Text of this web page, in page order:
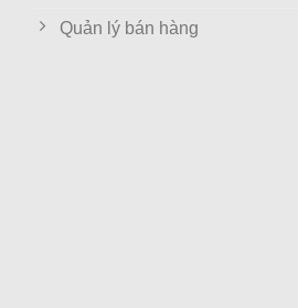
Quản lý bán hàng